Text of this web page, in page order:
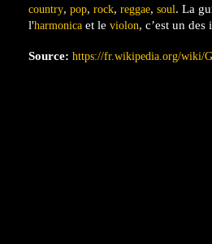
country, pop, rock, reggae, soul. La
l'harmonica et le violon, c’est un
Source: https://fr.wikipedia.org/wiki/